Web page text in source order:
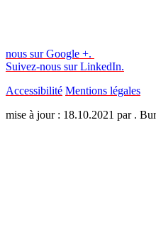
nous sur Google +.
Suivez-nous sur LinkedIn.
Accessibilité Mentions légales
mise à jour : 18.10.2021 par .